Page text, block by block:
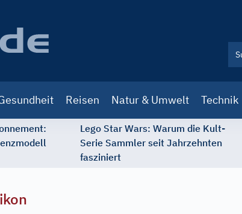
Reisen Natur & Umwelt Technik
Lego Star Wars: Warum die Kult-
Serie Sammler seit Jahrzehnten
fasziniert